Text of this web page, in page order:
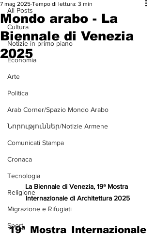
All Posts
Cultura
Notizie in primo piano
Economia
Arte
Politica
Arab Corner/Spazio Mondo Arabo
Նորություններ/Notizie Armene
Comunicati Stampa
Cronaca
Tecnologia
Religione
Migrazione e Rifugiati
Sport
Mondo arabo - La
Biennale di Venezia
2025
7 mag 2025 Tempo di lettura: 3 min
La Biennale di Venezia, 19ª Mostra
Internazionale di Architettura 2025
19ª Mostra Internazionale